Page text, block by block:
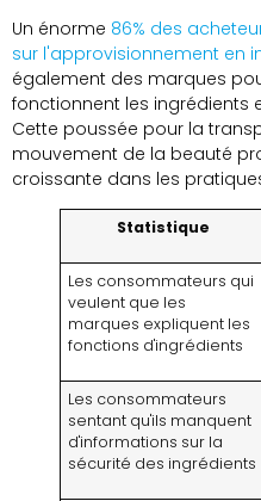
Un énorme 86% des
sur l'approvisionnement en
également des marques
fonctionnent les ingrédients
Cette poussée pour la
mouvement de la beauté
croissante dans les
Statistique
Les consommateurs qui
veulent que les
marques expliquent les
fonctions d'ingrédients
Les consommateurs
sentant qu'ils manquent
d'informations sur la
sécurité des ingrédients